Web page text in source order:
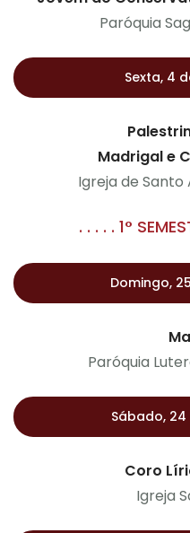
Paróquia
Sexta, 4
Madrigal e
Igreja de Santo
. . . . . 1°
Domingo,
Paróquia
Sábado, 24
Coro
Igreja